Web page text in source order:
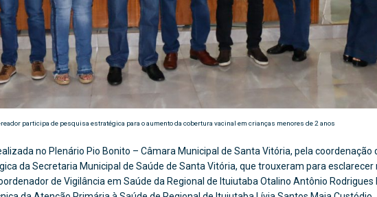
participa de pesquisa estratégica para o aumento da cobertura vacinal em crianças menores de 2 anos
no Plenário Pio Bonito – Câmara Municipal de Santa Vitória, pela coordenação
da Secretaria Municipal de Saúde de Santa Vitória, que trouxeram para esclarecer
de Vigilância em Saúde da Regional de Ituiutaba Otalino Antônio Rodrigues